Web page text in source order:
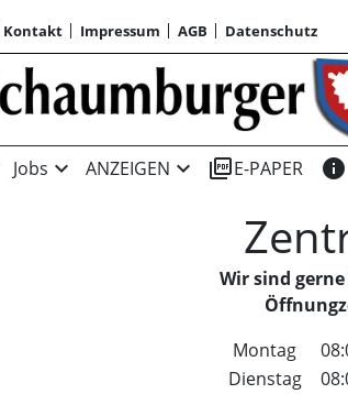
Kontakt Impressum AGB Datenschutz
Jobs expand_more ANZEIGEN expand_more picture_as_pdfE-PAPER info
Wir sind
Montag
Dienstag